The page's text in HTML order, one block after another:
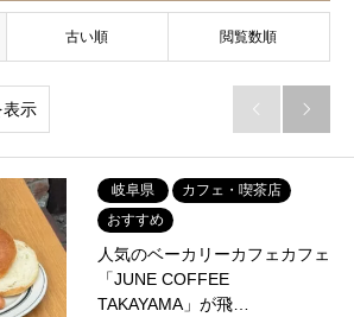
古い順 閲覧数順
示  
岐阜県
カフェ・喫茶店
おすすめ
人気のベーカリーカフェカフェ
「JUNE COFFEE
TAKAYAMA」が飛…